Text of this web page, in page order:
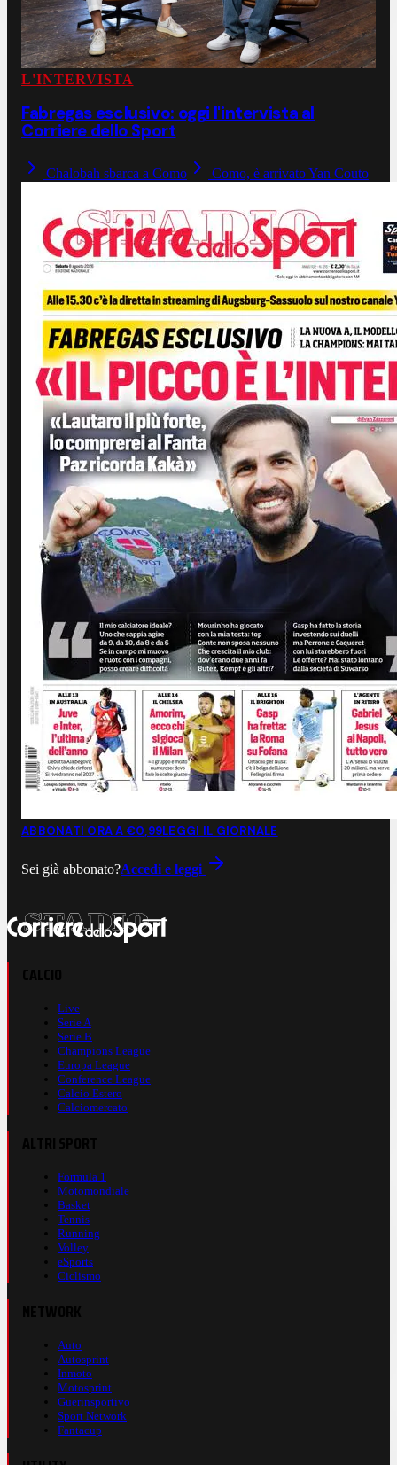
L'INTERVISTA
Fabregas esclusivo: oggi l'intervista al
Corriere dello Sport
Chalobah sbarca a Como Como, è arrivato Yan Couto
ABBONATI ORA A €0,99LEGGI IL GIORNALE
Sei già abbonato?Accedi e leggi
Live
Serie A
Serie B
Champions League
Europa League
Conference League
Calcio Estero
Calciomercato
Formula 1
Motomondiale
Basket
Tennis
Running
Volley
eSports
Ciclismo
Auto
Autosprint
Inmoto
Motosprint
Guerinsportivo
Sport Network
Fantacup